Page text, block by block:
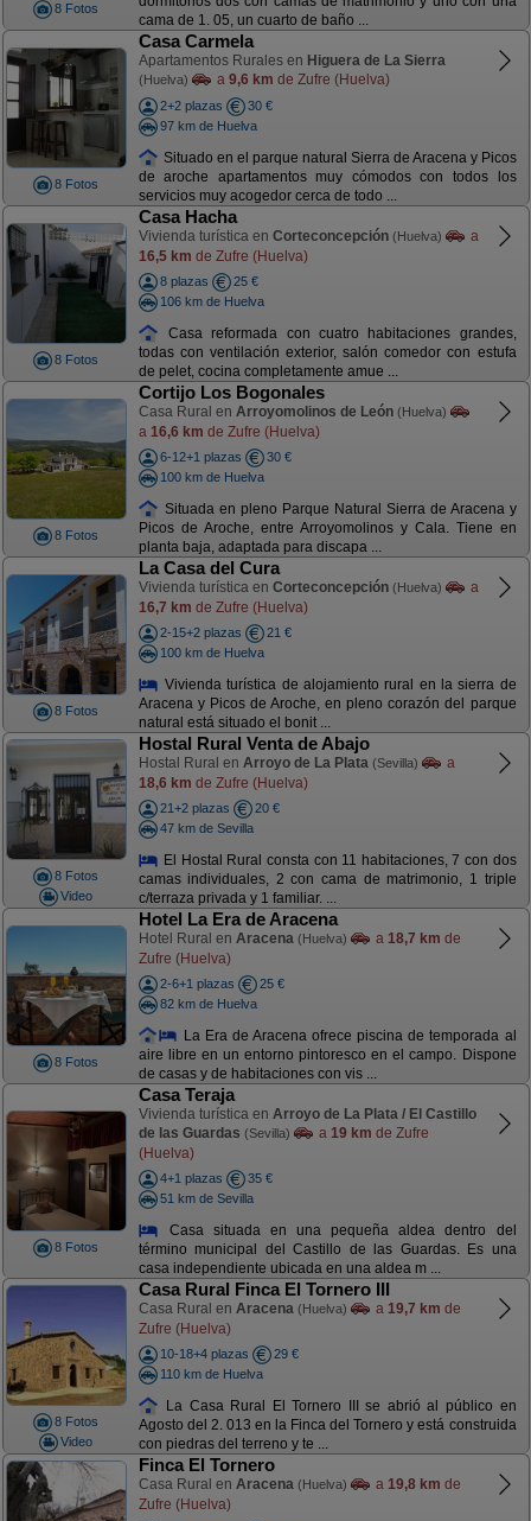
8 Fotos
cama de 1. 05, un cuarto de baño ...
8 Fotos
Casa Carmela
Apartamentos Rurales en Higuera de La Sierra
(Huelva) a 9,6 km de Zufre (Huelva)
2+2 plazas
30 €
97 km de Huelva
Situado en el parque natural Sierra de Aracena y Picos
de aroche apartamentos muy cómodos con todos los
servicios muy acogedor cerca de todo ...
8 Fotos
Casa Hacha
Vivienda turística en Corteconcepción (Huelva)
a
16,5 km de Zufre (Huelva)
8 plazas
25 €
106 km de Huelva
Casa reformada con cuatro habitaciones grandes,
todas con ventilación exterior, salón comedor con estufa
de pelet, cocina completamente amue ...
8 Fotos
Cortijo Los Bogonales
Casa Rural en Arroyomolinos de León (Huelva)
a 16,6 km de Zufre (Huelva)
6-12+1 plazas
30 €
100 km de Huelva
Situada en pleno Parque Natural Sierra de Aracena y
Picos de Aroche, entre Arroyomolinos y Cala. Tiene en
planta baja, adaptada para discapa ...
8 Fotos
La Casa del Cura
Vivienda turística en Corteconcepción (Huelva)
a
16,7 km de Zufre (Huelva)
2-15+2 plazas
21 €
100 km de Huelva
Vivienda turística de alojamiento rural en la sierra de
Aracena y Picos de Aroche, en pleno corazón del parque
natural está situado el bonit ...
8 Fotos
Video
Hostal Rural Venta de Abajo
Hostal Rural en Arroyo de La Plata (Sevilla)
a
18,6 km de Zufre (Huelva)
21+2 plazas
20 €
47 km de Sevilla
El Hostal Rural consta con 11 habitaciones, 7 con dos
camas individuales, 2 con cama de matrimonio, 1 triple
c/terraza privada y 1 familiar. ...
8 Fotos
Hotel La Era de Aracena
Hotel Rural en Aracena (Huelva) a 18,7 km de
Zufre (Huelva)
2-6+1 plazas
25 €
82 km de Huelva
La Era de Aracena ofrece piscina de temporada al
aire libre en un entorno pintoresco en el campo. Dispone
de casas y de habitaciones con vis ...
8 Fotos
Casa Teraja
Vivienda turística en Arroyo de La Plata / El Castillo
de las Guardas (Sevilla) a 19 km de Zufre
(Huelva)
4+1 plazas
35 €
51 km de Sevilla
Casa situada en una pequeña aldea dentro del
término municipal del Castillo de las Guardas. Es una
casa independiente ubicada en una aldea m ...
8 Fotos
Video
Casa Rural Finca El Tornero III
Casa Rural en Aracena (Huelva) a 19,7 km de
Zufre (Huelva)
10-18+4 plazas
29 €
110 km de Huelva
La Casa Rural El Tornero III se abrió al público en
Agosto del 2. 013 en la Finca del Tornero y está construida
con piedras del terreno y te ...
Finca El Tornero
Casa Rural en Aracena (Huelva) a 19,8 km de
Zufre (Huelva)